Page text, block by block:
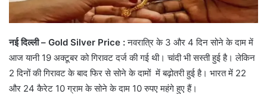
नई दिल्ली – Gold Silver Price :नवरात्रि के 3 और 4 दिन सोने के दाम में
आज यानी 19 अक्टूबर को गिरावट दर्ज की गई थी। चांदी भी सस्ती हुई है। लेकिन
2 दिनों की गिरावट के बाद फिर से सोने के दामों में बढ़ोतरी हुई है। भारत में 22
और 24 कैरेट 10 ग्राम के सोने के दाम 10 रुपए महंगे हुए हैं।